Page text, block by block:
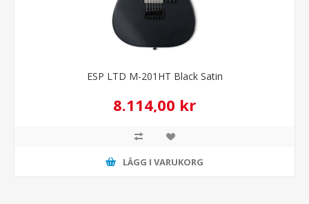
ESP LTD M-201HT Black Satin
8.114,00 kr
LÄGG I VARUKORG